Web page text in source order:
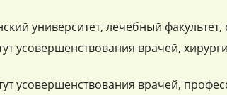
университет, лечебный
усовершенствования врачей,
усовершенствования врачей,